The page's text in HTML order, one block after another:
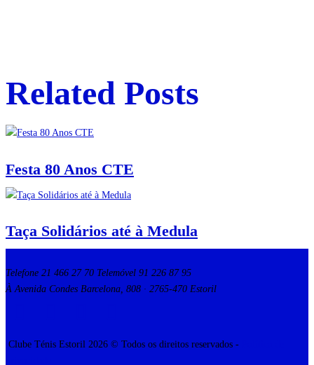
Related Posts
Festa 80 Anos CTE
Taça Solidários até à Medula
Telefone 21 466 27 70 Telemóvel 91 226 87 95
À Avenida Condes Barcelona, 808 · 2765-470 Estoril
Clube Ténis Estoril 2026 © Todos os direitos reservados -